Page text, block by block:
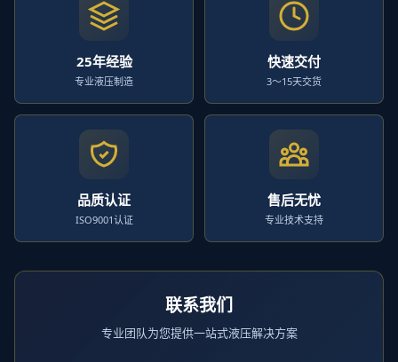
25年经验
专业液压制造
快速交付
3～15天交货
品质认证
ISO9001认证
售后无忧
专业技术支持
联系我们
专业团队为您提供一站式液压解决方案